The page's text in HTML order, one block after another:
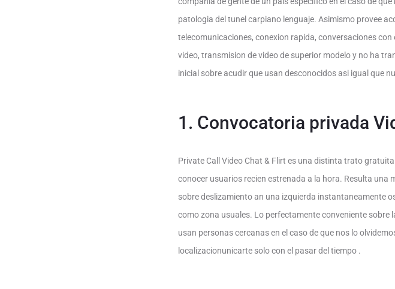
patologi­a del tunel carpiano lenguaje. Asimismo provee
telecomunicaciones, conexion rapida, conversaciones
video, transmision de video de superior modelo y no ha
inicial sobre acudir que usan desconocidos asi­ igual que
1. Convocatoria privada
Private Call Video Chat & Flirt es una distinta trato
conocer usuarios recien estrenada a la hora. Resulta una
sobre deslizamiento an una izquierda instantaneamente
como zona usuales. Lo perfectamente conveniente sobre
usan personas cercanas en el caso de que nos lo
localizacionunicarte solo con el pasar del tiempo .